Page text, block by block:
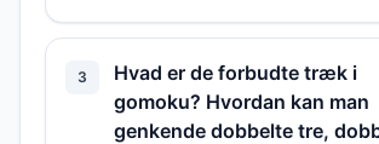
3
Hvad er de forbudte træk i
gomoku? Hvordan kan man
genkende dobbelte tre,